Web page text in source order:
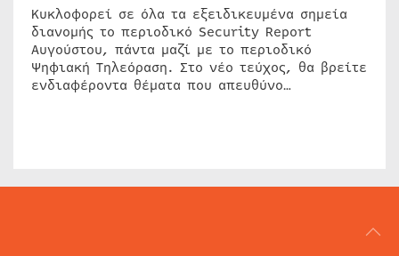
Κυκλοφορεί σε όλα τα εξειδικευμένα σημεία
διανομής το περιοδικό Security Report
Αυγούστου, πάντα μαζί με το περιοδικό
Ψηφιακή Τηλεόραση. Στο νέο τεύχος, θα βρείτε
ενδιαφέροντα θέματα που απευθύνο…